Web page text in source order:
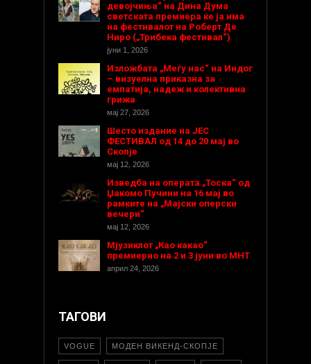
девојчиња“ на Дина Дума
светската премиера ќе ја има
на фестивалот на Роберт Де
Ниро („Трибека фестивал“)
јуни 1, 2026
Изложбата „Меѓу нас“ на Индог
– визуелна приказна за
емпатија, надеж и колективна
грижа
мај 27, 2026
Шесто издание на ЈЕС
ФЕСТИВАЛ од 14 до 20 мај во
Скопје
мај 12, 2026
Изведба на операта „Тоска“ од
Џакомо Пучини на 16 мај во
рамките на „Мајски оперски
вечери“
мај 12, 2026
Мјузиклот „Као какао“
премиерно на 2 и 3 јуни во МНТ
април 24, 2026
ТАГОВИ
VOGUE МОДЕН ВИКЕНД-СКОПЈЕ